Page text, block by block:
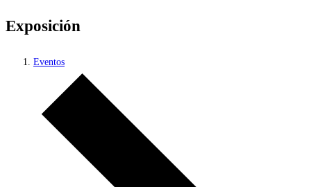
Exposición
Eventos